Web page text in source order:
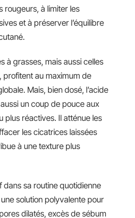
rougeurs, à limiter les
et à préserver l’équilibre
à grasses, mais aussi celles
profitent au maximum de
Mais, bien dosé, l’acide
un coup de pouce aux
plus réactives. Il atténue les
les cicatrices laissées
à une texture plus
dans sa routine quotidienne
solution polyvalente pour
dilatés, excès de sébum